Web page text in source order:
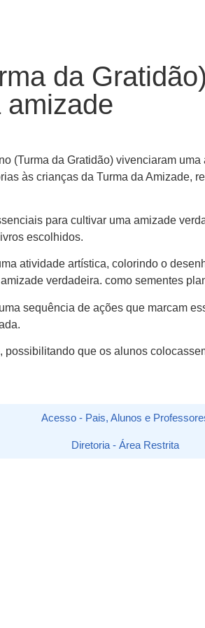
da
(Turma da Gratidão) vivenciaram
às crianças da Turma da Amizade,
para cultivar uma amizade
escolhidos.
atividade artística, colorindo o
verdadeira. como sementes
sequência de ações que marcam
que os alunos
Acesso - Pais, Alunos e
Diretoria - Área Restrita